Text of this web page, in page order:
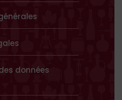
données